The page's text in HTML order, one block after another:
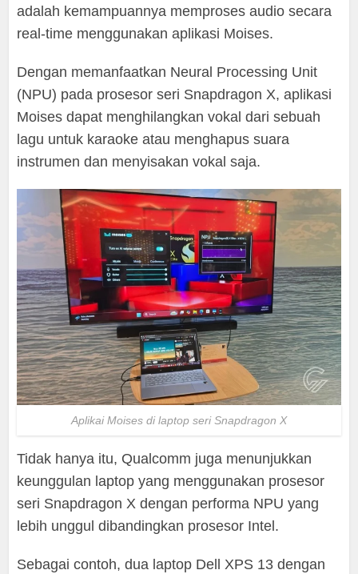
adalah kemampuannya memproses audio secara
real-time menggunakan aplikasi Moises.
Dengan memanfaatkan Neural Processing Unit
(NPU) pada prosesor seri Snapdragon X, aplikasi
Moises dapat menghilangkan vokal dari sebuah
lagu untuk karaoke atau menghapus suara
instrumen dan menyisakan vokal saja.
Aplikai Moises di laptop seri Snapdragon X
Tidak hanya itu, Qualcomm juga menunjukkan
keunggulan laptop yang menggunakan prosesor
seri Snapdragon X dengan performa NPU yang
lebih unggul dibandingkan prosesor Intel.
Sebagai contoh, dua laptop Dell XPS 13 dengan